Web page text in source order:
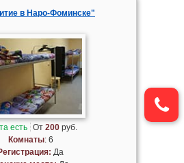
в Наро-Фоминске"
есть От200 руб.
Комнаты: 6
Да